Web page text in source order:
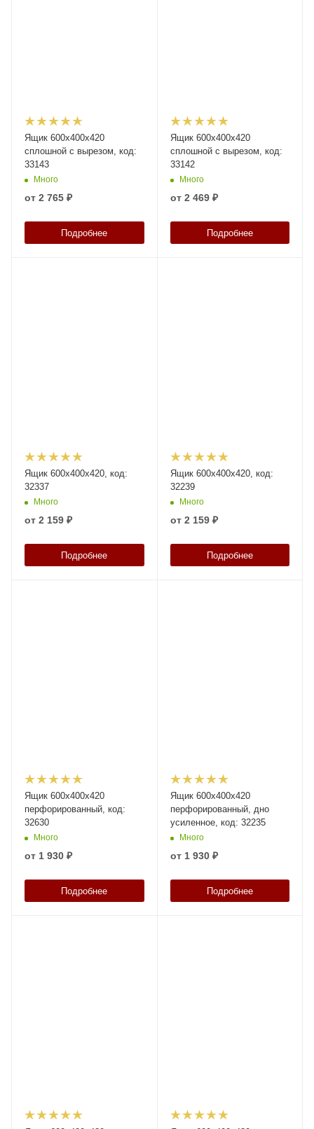
Ящик 600x400x420
сплошной с вырезом, код:
33143
Много
от 2 765 ₽
Подробнее
Ящик 600x400x420
сплошной с вырезом, код:
33142
Много
от 2 469 ₽
Подробнее
Ящик 600х400х420, код:
32337
Много
от 2 159 ₽
Подробнее
Ящик 600х400х420, код:
32239
Много
от 2 159 ₽
Подробнее
Ящик 600х400х420
перфорированный, код:
32630
Много
от 1 930 ₽
Подробнее
Ящик 600x400x420
перфорированный, дно
усиленное, код: 32235
Много
от 1 930 ₽
Подробнее